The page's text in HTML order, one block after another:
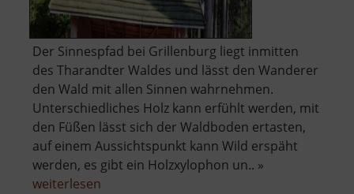
Der Sinnespfad bei Grillenburg liegt inmitten
des Tharandter Waldes und lässt den Wanderer
den Wald mit allen Sinnen wahrnehmen.
Unterschiedliches Holz kann erfühlt werden, mit
den Füßen lässt sich der Waldboden ertasten,
auf einem Aussichtspunkt kann Wild erspäht
werden, es gibt ein Holzxylophon un.. »
weiterlesen